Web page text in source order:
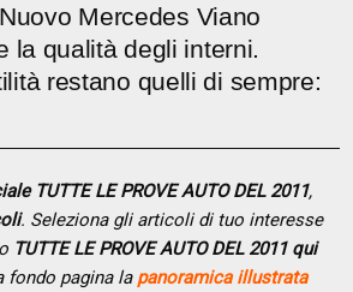
Mercedes Viano
la qualità degli interni.
restano quelli di sempre:
TUTTE LE PROVE AUTO DEL 2011,
. Seleziona gli articoli di tuo interesse
TUTTE LE PROVE AUTO DEL 2011 qui
fondo pagina la panoramica illustrata